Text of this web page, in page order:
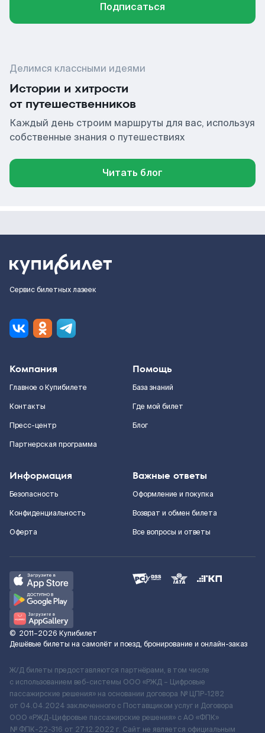
Подписаться
Делимся классными идеями
Истории и хитрости
от путешественников
Каждый день строим маршруты для вас, используя
собственные знания о путешествиях
Читать блог
Сервис билетных лазеек
Компания
Главное о Купибилете
Контакты
Пресс-центр
Партнерская программа
Помощь
База знаний
Где мой билет
Блог
Информация
Безопасность
Конфиденциальность
Оферта
Важные ответы
Оформление и покупка
Возврат и обмен билета
Все вопросы и ответы
© 2011–2026 Купибилет
Дешёвые билеты на самолёт и поезд, бронирование и онлайн-заказ
Ж/Д билеты предоставляются партнёрами, в том числе
с использованием веб-системы ООО «РЖД – Цифровые
пассажирские решения» на основании договора № ЦПР-1282
от 04.04.2024 заключенного с Поставщиком услуг и Договора
ООО «РЖД-Цифровые пассажирские решения» c АО «ФПК»
№ ФПК-22-316 от 27.12.2022 г. Сайт не является официальным